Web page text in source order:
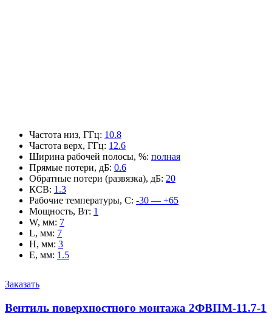
Частота низ, ГГц: 10.8
Частота верх, ГГц: 12.6
Ширина рабочей полосы, %: полная
Прямые потери, дБ: 0.6
Обратные потери (развязка), дБ: 20
КСВ: 1.3
Рабочие температуры, С: -30 — +65
Мощность, Вт: 1
W, мм: 7
L, мм: 7
H, мм: 3
E, мм: 1.5
Заказать
Вентиль поверхностного монтажа 2ФВПМ-11.7-1